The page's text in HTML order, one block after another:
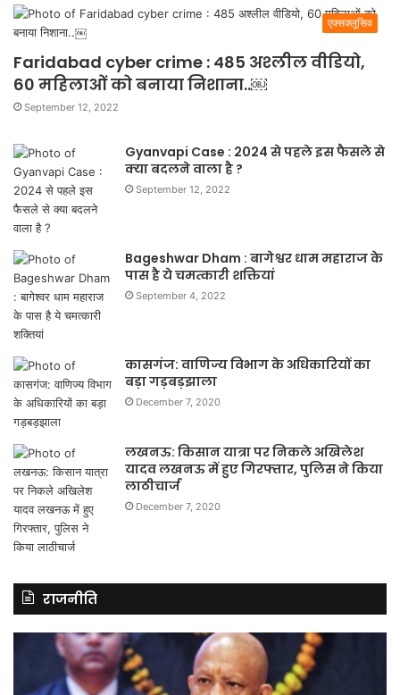
एक्सक्लूसिव
Faridabad cyber crime : 485 अश्लील वीडियो,
60 महिलाओं को बनाया निशाना..￼
September 12, 2022
Gyanvapi Case : 2024 से पहले इस फैसले से
क्या बदलने वाला है ?
September 12, 2022
Bageshwar Dham : बागेश्वर धाम महाराज के
पास है ये चमत्कारी शक्तियां
September 4, 2022
कासगंज: वाणिज्य विभाग के अधिकारियों का
बड़ा गड़बड़झाला
December 7, 2020
लखनऊ: किसान यात्रा पर निकले अखिलेश
यादव लखनऊ में हुए गिरफ्तार, पुलिस ने किया
लाठीचार्ज
December 7, 2020
राजनीति